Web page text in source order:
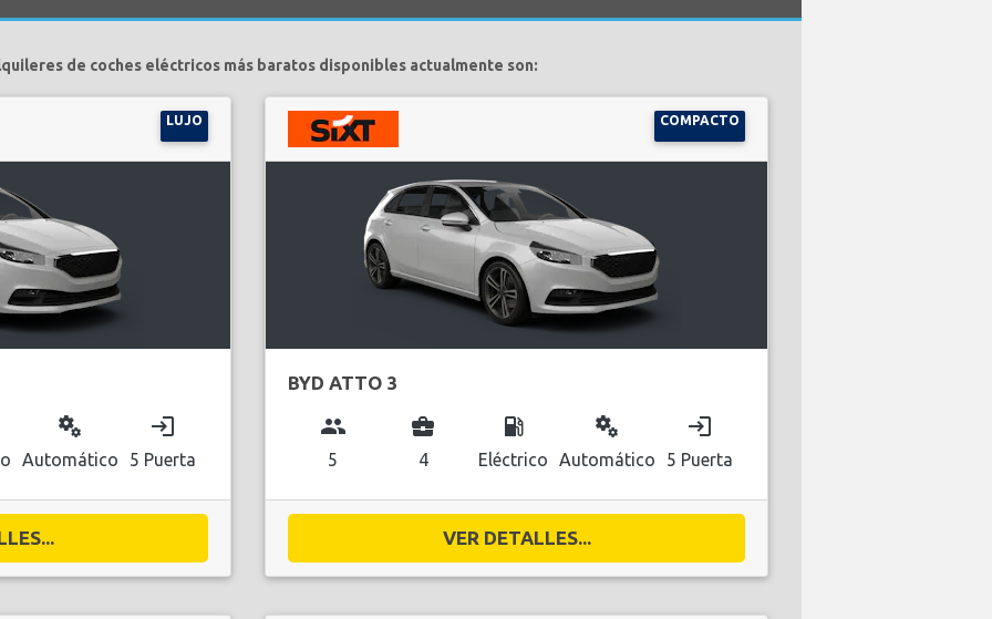
de coches eléctricos más baratos disponibles actualmente son:
LUJO
miscellaneous_services
Automático
login
5 Puerta
COMPACTO
BYD ATTO 3
group
5
business_center
4
local_gas_station
Eléctrico
miscellaneous_services
Automático
login
5 Puerta
VER DETALLES...